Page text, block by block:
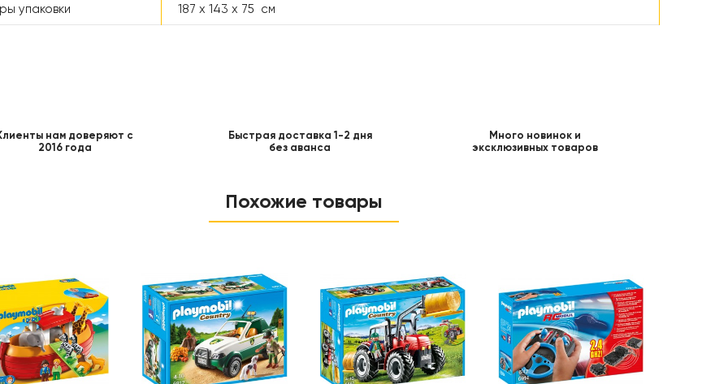
упаковки 187 x 143 x 75 см
нам доверяют с
2016 года
Быстрая доставка 1-2 дня
без аванса
Много новинок и
эксклюзивных товаров
Похожие товары